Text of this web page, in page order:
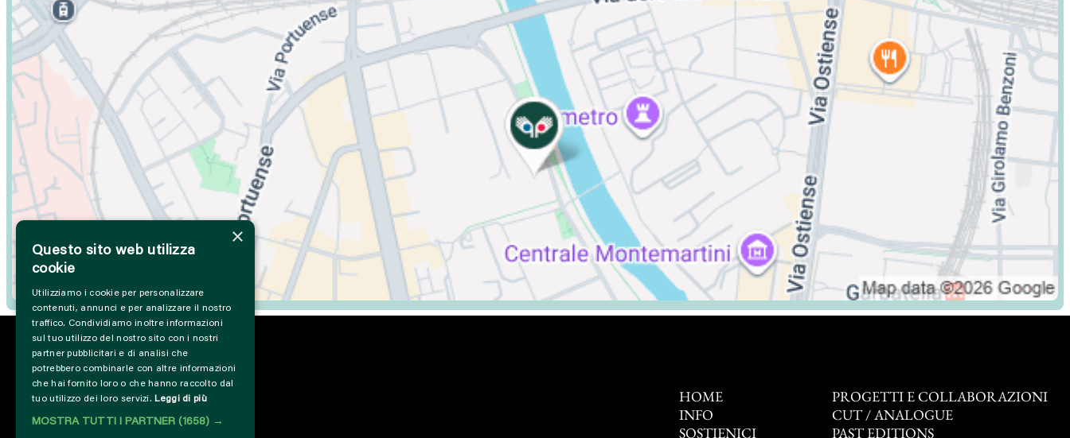
HOME
INFO
SOSTIENICI
PROGETTI E COLLABORAZIONI
CUT / ANALOGUE
PAST EDITIONS
×
Questo sito web utilizza
cookie
Utilizziamo i cookie per personalizzare
contenuti, annunci e per analizzare il nostro
traffico. Condividiamo inoltre informazioni
sul tuo utilizzo del nostro sito con i nostri
partner pubblicitari e di analisi che
potrebbero combinarle con altre informazioni
che hai fornito loro o che hanno raccolto dal
tuo utilizzo dei loro servizi. Leggi di più
MOSTRA TUTTI I PARTNER (1658) →